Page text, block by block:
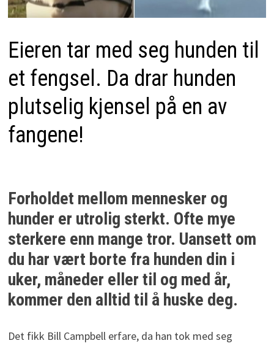
Eieren tar med seg hunden til
et fengsel. Da drar hunden
plutselig kjensel på en av
fangene!
Forholdet mellom mennesker og
hunder er utrolig sterkt. Ofte mye
sterkere enn mange tror. Uansett om
du har vært borte fra hunden din i
uker, måneder eller til og med år,
kommer den alltid til å huske deg.
Det fikk Bill Campbell erfare, da han tok med seg